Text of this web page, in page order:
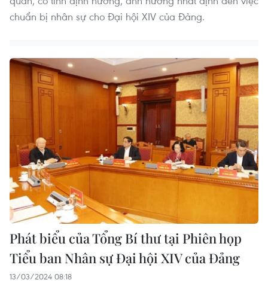
chuẩn bị nhân sự cho Đại hội XIV của Đảng.
Phát biểu của Tổng Bí thư tại Phiên họp
Tiểu ban Nhân sự Đại hội XIV của Đảng
13/03/2024 08:18